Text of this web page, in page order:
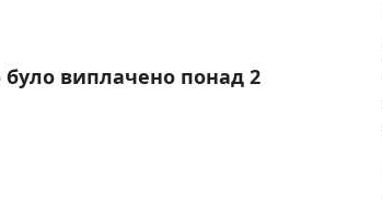
було виплачено понад 2